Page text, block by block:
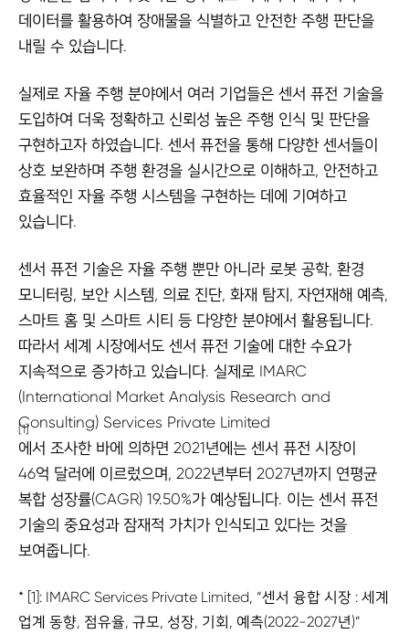
데이터를 활용하여 장애물을 식별하고 안전한 주행 판단을
내릴 수 있습니다.
실제로 자율 주행 분야에서 여러 기업들은 센서 퓨전 기술을
도입하여 더욱 정확하고 신뢰성 높은 주행 인식 및 판단을
구현하고자 하였습니다. 센서 퓨전을 통해 다양한 센서들이
상호 보완하며 주행 환경을 실시간으로 이해하고, 안전하고
효율적인 자율 주행 시스템을 구현하는 데에 기여하고
있습니다.
센서 퓨전 기술은 자율 주행 뿐만 아니라 로봇 공학, 환경
모니터링, 보안 시스템, 의료 진단, 화재 탐지, 자연재해 예측,
스마트 홈 및 스마트 시티 등 다양한 분야에서 활용됩니다.
따라서 세계 시장에서도 센서 퓨전 기술에 대한 수요가
지속적으로 증가하고 있습니다. 실제로 IMARC
(International Market Analysis Research and
Consulting) Services Private Limited
[1]
에서 조사한 바에 의하면 2021년에는 센서 퓨전 시장이
46억 달러에 이르렀으며, 2022년부터 2027년까지 연평균
복합 성장률(CAGR) 19.50%가 예상됩니다. 이는 센서 퓨전
기술의 중요성과 잠재적 가치가 인식되고 있다는 것을
보여줍니다.
* [1]: IMARC Services Private Limited, “센서 융합 시장 : 세계
업계 동향, 점유율, 규모, 성장, 기회, 예측(2022-2027년)”